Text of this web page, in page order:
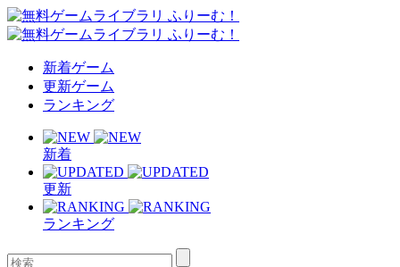
新着ゲーム
更新ゲーム
ランキング
新着
更新
ランキング